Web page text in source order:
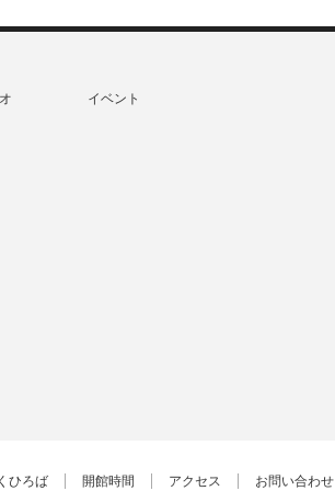
イベント
ひろば 開館時間 アクセス お問い合わせ